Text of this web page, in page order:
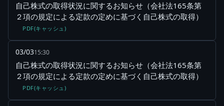
自己株式の取得状況に関するお知らせ（会社法165条第
２項の規定による定款の定めに基づく自己株式の取得）
PDF(キャッシュ)
03/0315:30
自己株式の取得状況に関するお知らせ（会社法165条第
２項の規定による定款の定めに基づく自己株式の取得）
PDF(キャッシュ)